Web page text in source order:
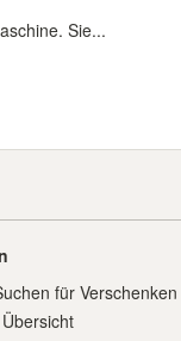
Sie...
für Verschenken